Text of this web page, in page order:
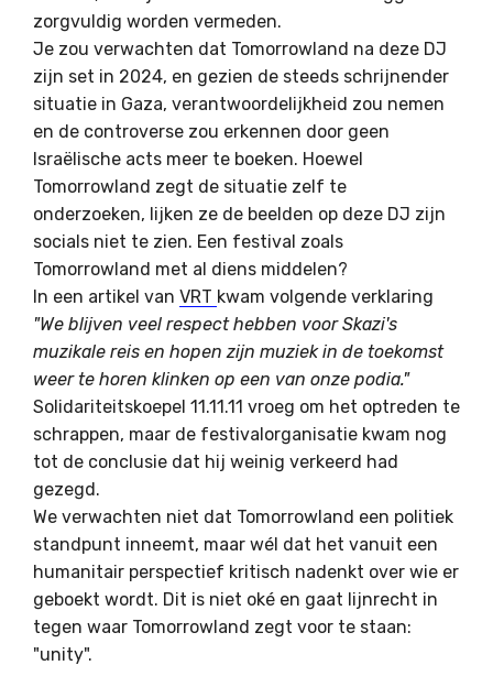
zorgvuldig worden vermeden.
Je zou verwachten dat Tomorrowland na deze DJ
zijn set in 2024, en gezien de steeds schrijnender
situatie in Gaza, verantwoordelijkheid zou nemen
en de controverse zou erkennen door geen
Israëlische acts meer te boeken. Hoewel
Tomorrowland zegt de situatie zelf te
onderzoeken, lijken ze de beelden op deze DJ zijn
socials niet te zien. Een festival zoals
Tomorrowland met al diens middelen?
In een artikel van VRT kwam volgende verklaring
"We blijven veel respect hebben voor Skazi's
muzikale reis en hopen zijn muziek in de toekomst
weer te horen klinken op een van onze podia."
Solidariteitskoepel 11.11.11 vroeg om het optreden te
schrappen, maar de festivalorganisatie kwam nog
tot de conclusie dat hij weinig verkeerd had
gezegd.
We verwachten niet dat Tomorrowland een politiek
standpunt inneemt, maar wél dat het vanuit een
humanitair perspectief kritisch nadenkt over wie er
geboekt wordt. Dit is niet oké en gaat lijnrecht in
tegen waar Tomorrowland zegt voor te staan:
"unity".